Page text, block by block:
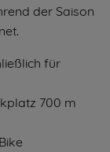
der Saison
für
700 m